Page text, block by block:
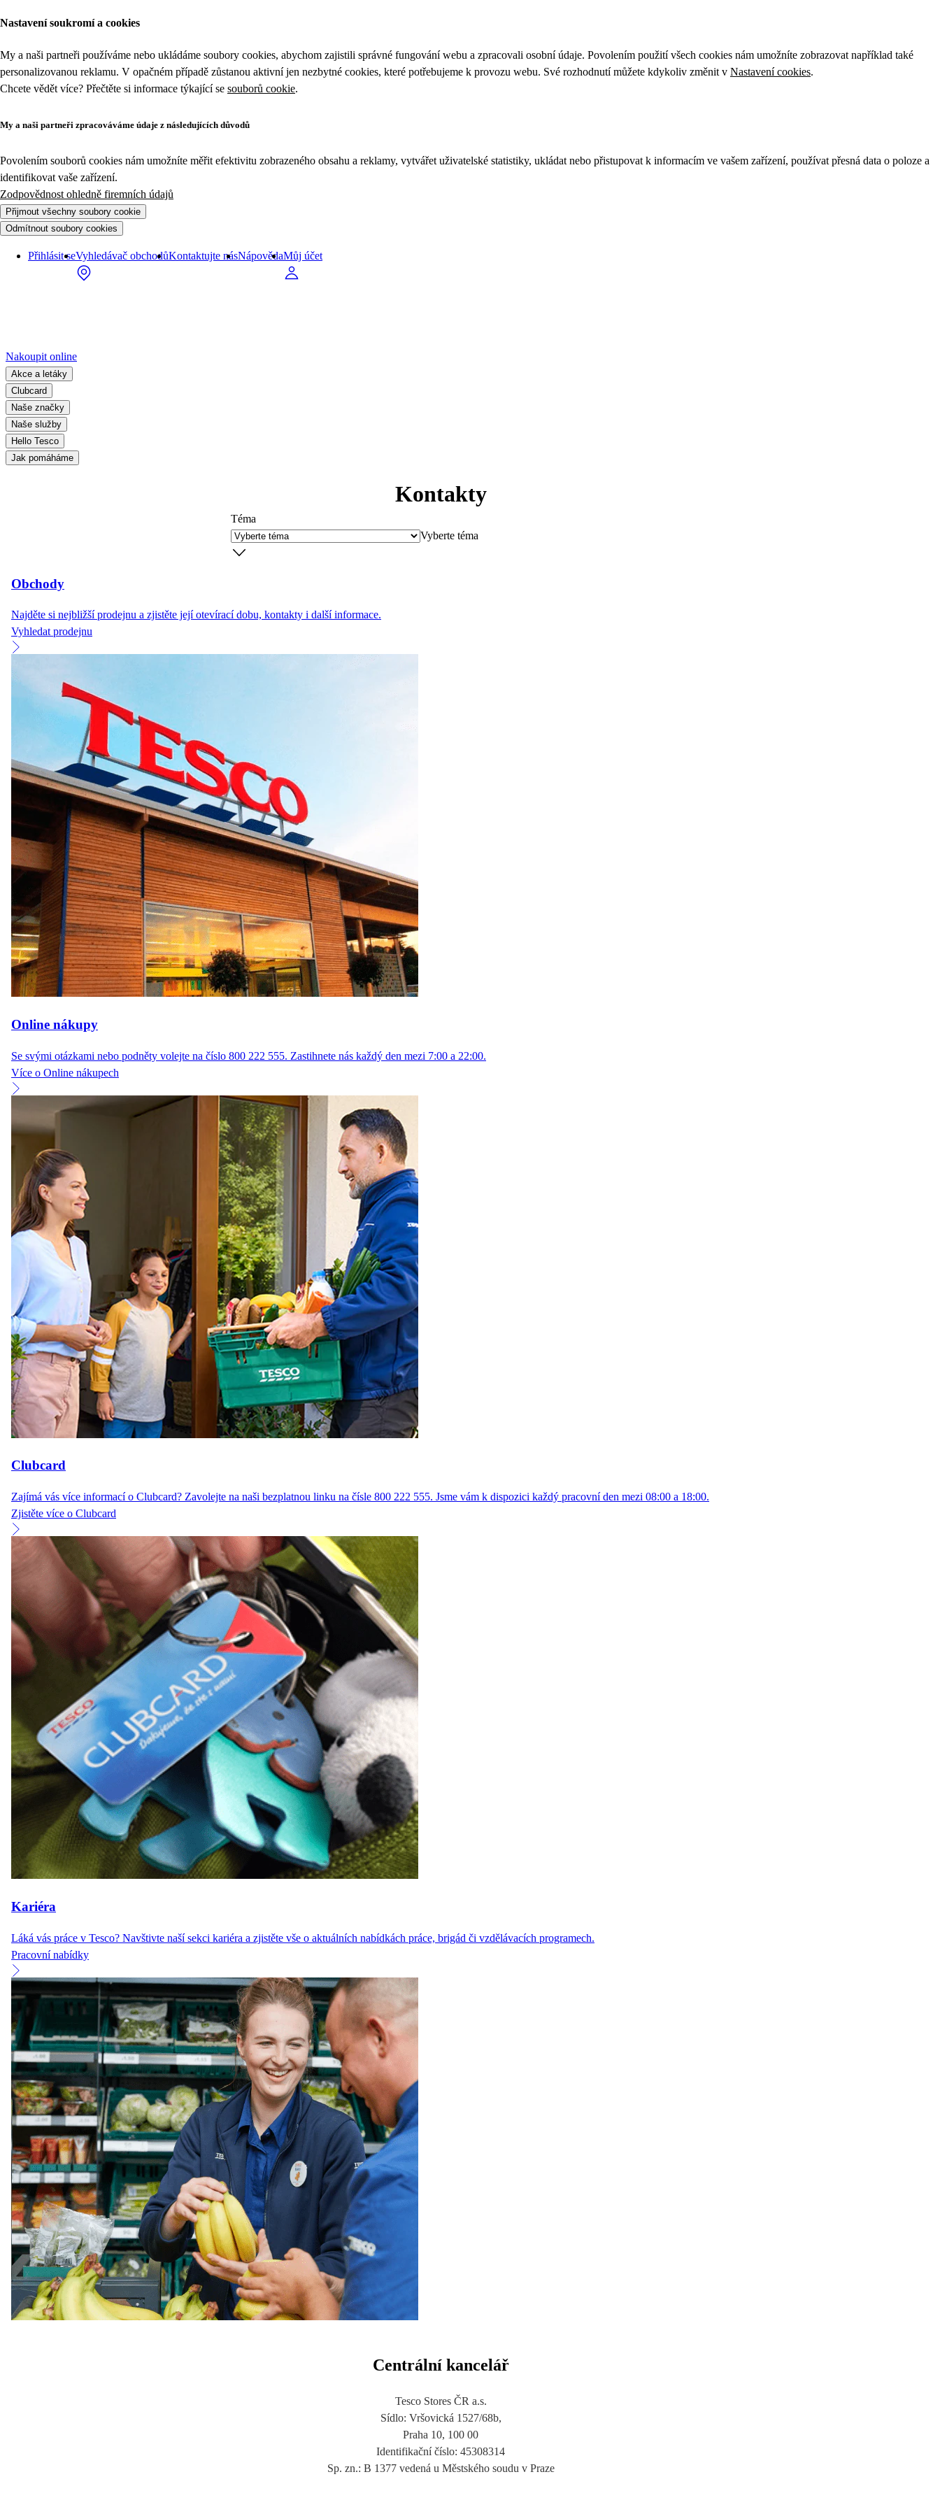
Nastavení soukromí a cookies
My a naši partneři používáme nebo ukládáme soubory cookies, abychom zajistili správné fungování webu a zpracovali osobní údaje. Povolením použití všech cookies nám umožníte zobrazovat například také
personalizovanou reklamu. V opačném případě zůstanou aktivní jen nezbytné cookies, které potřebujeme k provozu webu. Své rozhodnutí můžete kdykoliv změnit v Nastavení cookies.
Chcete vědět více? Přečtěte si informace týkající se souborů cookie.
My a naši partneři zpracováváme údaje z následujících důvodů
Povolením souborů cookies nám umožníte měřit efektivitu zobrazeného obsahu a reklamy, vytvářet uživatelské statistiky, ukládat nebo přistupovat k informacím ve vašem zařízení, používat přesná data o poloze a
identifikovat vaše zařízení.
Zodpovědnost ohledně firemních údajů
Přijmout všechny soubory cookie
Odmítnout soubory cookies
Přihlásit seVyhledávač obchodůKontaktujte násNápovědaMůj účet
Nakoupit online
Akce a letáky
Clubcard
Naše značky
Naše služby
Hello Tesco
Jak pomáháme
Kontakty
Téma
Vyberte téma
Obchody
Najděte si nejbližší prodejnu a zjistěte její otevírací dobu, kontakty i další informace.
Vyhledat prodejnu
Online nákupy
Se svými otázkami nebo podněty volejte na číslo 800 222 555. Zastihnete nás každý den mezi 7:00 a 22:00.
Více o Online nákupech
Clubcard
Zajímá vás více informací o Clubcard? Zavolejte na naši bezplatnou linku na čísle 800 222 555. Jsme vám k dispozici každý pracovní den mezi 08:00 a 18:00.
Zjistěte více o Clubcard
Kariéra
Láká vás práce v Tesco? Navštivte naší sekci kariéra a zjistěte vše o aktuálních nabídkách práce, brigád či vzdělávacích programech.
Pracovní nabídky
Centrální kancelář
Tesco Stores ČR a.s.
Sídlo: Vršovická 1527/68b,
Praha 10, 100 00
Identifikační číslo: 45308314
Sp. zn.: B 1377 vedená u Městského soudu v Praze